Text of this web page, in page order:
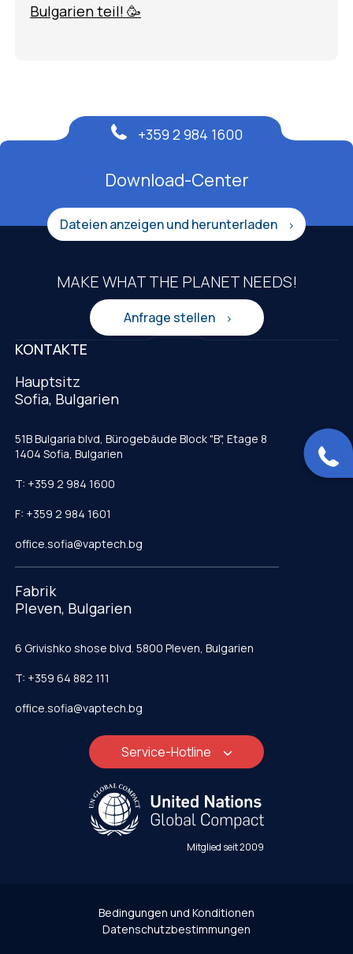
Bulgarien teil! 🥳
Download-Center
Dateien anzeigen und herunterladen
+359 2 984 1600
MAKE WHAT THE PLANET NEEDS!
Anfrage stellen
KONTAKTE
Hauptsitz
Sofia, Bulgarien
51B Bulgaria blvd, Bürogebäude Block "B", Etage 8
1404 Sofia, Bulgarien
T: +359 2 984 1600
F: +359 2 984 1601
office.sofia@vaptech.bg
Fabrik
Pleven, Bulgarien
6 Grivishko shose blvd. 5800 Pleven, Bulgarien
T: +359 64 882 111
office.sofia@vaptech.bg
Service-Hotline
Mitglied seit 2009
Bedingungen und Konditionen
Datenschutzbestimmungen